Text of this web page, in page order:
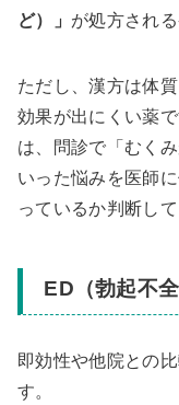
ど）」 が処方され
ただし、漢方は体
効果が出にくい薬
は、問診で「むく
いった悩みを医師
っているか判断し
ED（勃起不全
即効性や他院との
す。